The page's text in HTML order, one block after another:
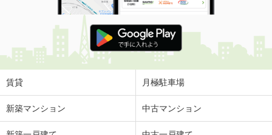
賃貸 月極駐車場
新築マンション 中古マンション